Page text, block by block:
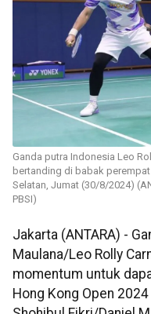
Ganda putra Indonesia Leo
bertanding di babak
Selatan, Jumat (30/8/2024)
PBSI)
Jakarta (ANTARA) -
Maulana/Leo Rolly
momentum untuk
Hong Kong Open